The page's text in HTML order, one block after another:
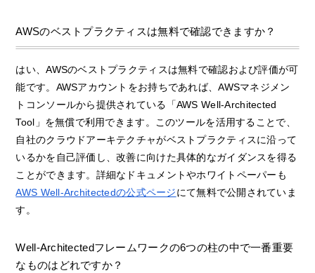
AWSのベストプラクティスは無料で確認できますか？
はい、AWSのベストプラクティスは無料で確認および評価が可
能です。AWSアカウントをお持ちであれば、AWSマネジメン
トコンソールから提供されている「AWS Well-Architected
Tool」を無償で利用できます。このツールを活用することで、
自社のクラウドアーキテクチャがベストプラクティスに沿って
いるかを自己評価し、改善に向けた具体的なガイダンスを得る
ことができます。詳細なドキュメントやホワイトペーパーも
AWS Well-Architectedの公式ページにて無料で公開されていま
す。
Well-Architectedフレームワークの6つの柱の中で一番重要
なものはどれですか？